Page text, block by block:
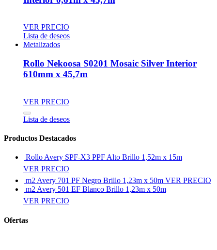
VER PRECIO
Lista de deseos
Metalizados
Rollo Nekoosa S0201 Mosaic Silver Interior
610mm x 45,7m
VER PRECIO
Lista de deseos
Productos Destacados
Rollo Avery SPF-X3 PPF Alto Brillo 1,52m x 15m
VER PRECIO
m2 Avery 701 PF Negro Brillo 1,23m x 50m VER PRECIO
m2 Avery 501 EF Blanco Brillo 1,23m x 50m
VER PRECIO
Ofertas